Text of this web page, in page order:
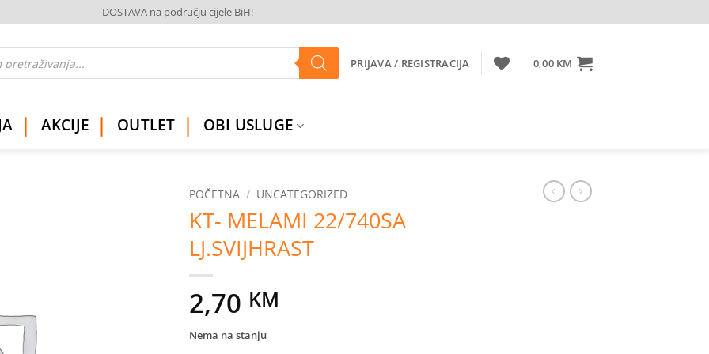
DOSTAVA na području cijele BiH!
PRIJAVA / REGISTRACIJA 0,00 KM
AKCIJE OUTLET OBI USLUGE
POČETNA / UNCATEGORIZED
KT- MELAMI 22/740SA
LJ.SVIJHRAST
2,70 KM
Nema na stanju